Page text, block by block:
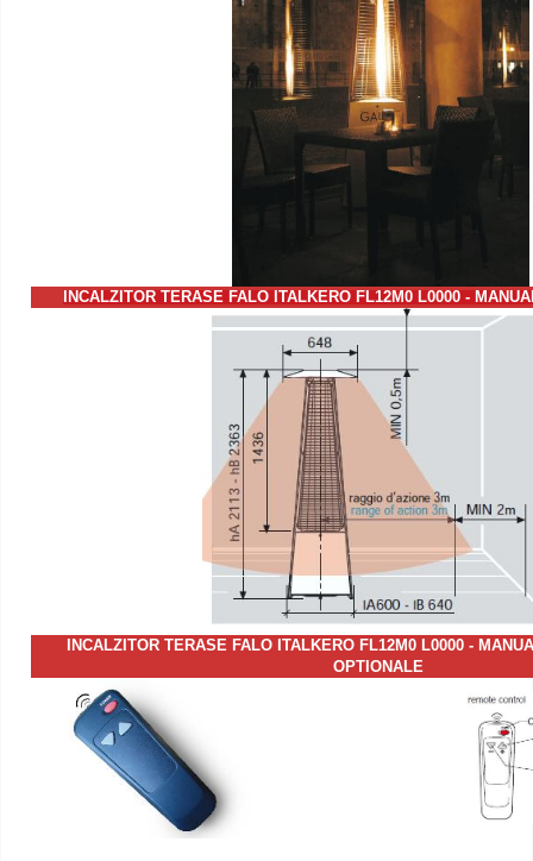
INCALZITOR TERASE FALO ITALKERO FL12M0 L0000 -
INCALZITOR TERASE FALO ITALKERO FL12M0 L0000 -
OPTIONALE